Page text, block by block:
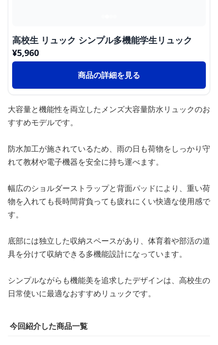
高校生 リュック シンプル多機能学生リュック
¥5,960
商品の詳細を見る
大容量と機能性を両立したメンズ大容量防水リュックのお
すすめモデルです。
防水加工が施されているため、雨の日も荷物をしっかり守
れて教材や電子機器を安全に持ち運べます。
幅広のショルダーストラップと背面パッドにより、重い荷
物を入れても長時間背負っても疲れにくい快適な使用感で
す。
底部には独立した収納スペースがあり、体育着や部活の道
具を分けて収納できる多機能設計になっています。
シンプルながらも機能美を追求したデザインは、高校生の
日常使いに最適なおすすめリュックです。
今回紹介した商品一覧